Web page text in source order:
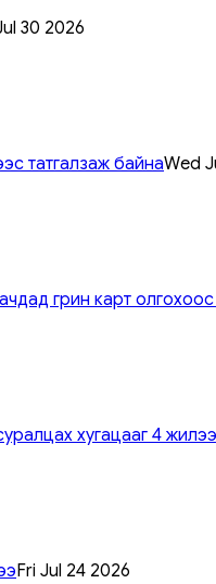
30 2026
татгалзаж байнаWed
грин карт олгохоос
хугацааг 4
Fri Jul 24 2026